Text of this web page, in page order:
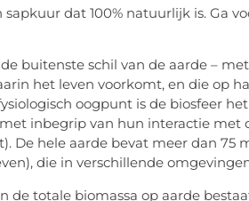
sapkuur dat 100% natuurlijk is. Ga
buitenste schil van de aarde –
het leven voorkomt, en die op
oogpunt is de biosfeer
inbegrip van hun interactie met
De hele aarde bevat meer dan 75
die in verschillende
de totale biomassa op aarde